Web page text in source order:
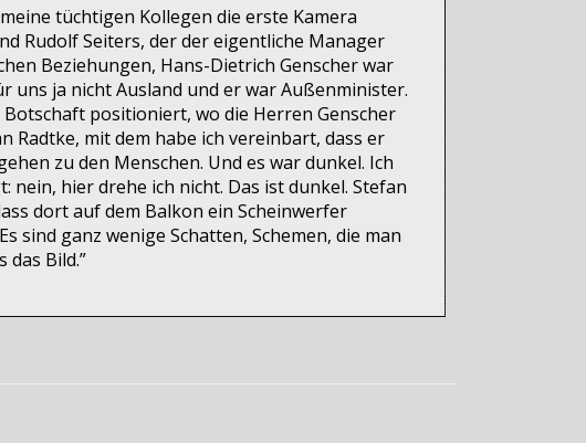
tüchtigen Kollegen die erste Kamera
Rudolf Seiters, der der eigentliche Manager
Beziehungen, Hans-Dietrich Genscher war
uns ja nicht Ausland und er war Außenminister.
positioniert, wo die Herren Genscher
Radtke, mit dem habe ich vereinbart, dass er
zu den Menschen. Und es war dunkel. Ich
hier drehe ich nicht. Das ist dunkel. Stefan
dort auf dem Balkon ein Scheinwerfer
sind ganz wenige Schatten, Schemen, die man
Bild.”